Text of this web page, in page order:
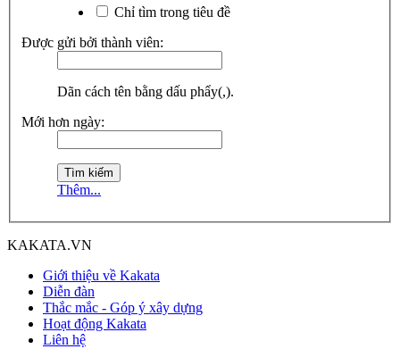
Chỉ tìm trong tiêu đề
Được gửi bởi thành viên:
Dãn cách tên bằng dấu phẩy(,).
Mới hơn ngày:
Thêm...
KAKATA.VN
Giới thiệu về Kakata
Diễn đàn
Thắc mắc - Góp ý xây dựng
Hoạt động Kakata
Liên hệ